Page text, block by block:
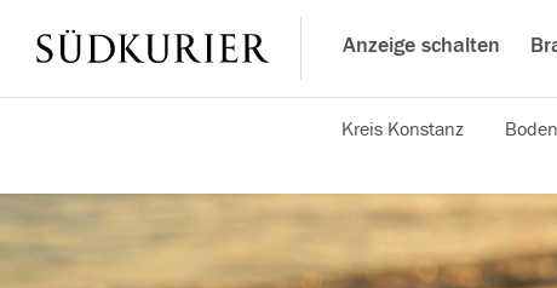
Anzeige schalten
Kreis Konstanz